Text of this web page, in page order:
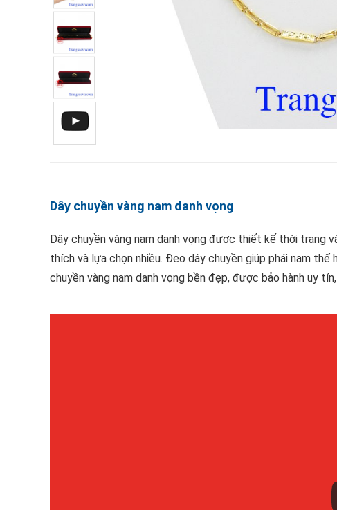
Dây chuyền vàng nam danh vọng
Dây chuyền vàng nam danh vọng được thiết kế thời trang
thích và lựa chọn nhiều. Đeo dây chuyền giúp phái nam
chuyền vàng nam danh vọng bền đẹp, được bảo hành uy